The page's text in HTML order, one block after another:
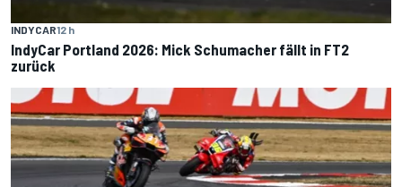
INDYCAR12 h
IndyCar Portland 2026: Mick Schumacher fällt in FT2
zurück